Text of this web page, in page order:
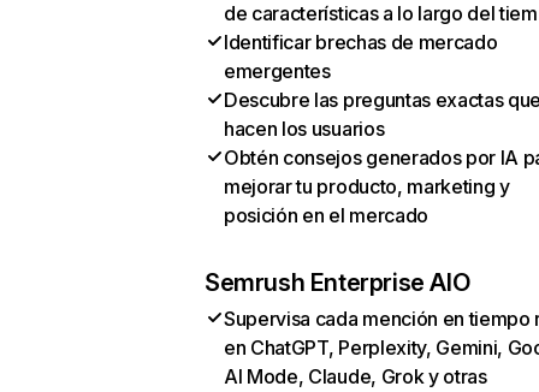
de características a lo largo del
Identificar brechas de mercado
emergentes
Descubre las preguntas exactas
hacen los usuarios
Obtén consejos generados por IA
mejorar tu producto, marketing y
posición en el mercado
Semrush Enterprise AIO
Supervisa cada mención en tiempo
en ChatGPT, Perplexity, Gemini,
AI Mode, Claude, Grok y otras